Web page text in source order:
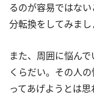
るのが容易ではな
分転換をしてみまし
また、周囲に悩ん
くらだい。その人
ってあげようとは